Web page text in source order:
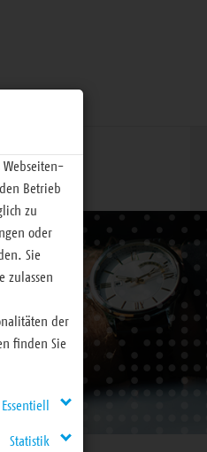
Betrieb
zu
oder
Sie
zulassen
der
finden Sie
Essentiell
Statistik